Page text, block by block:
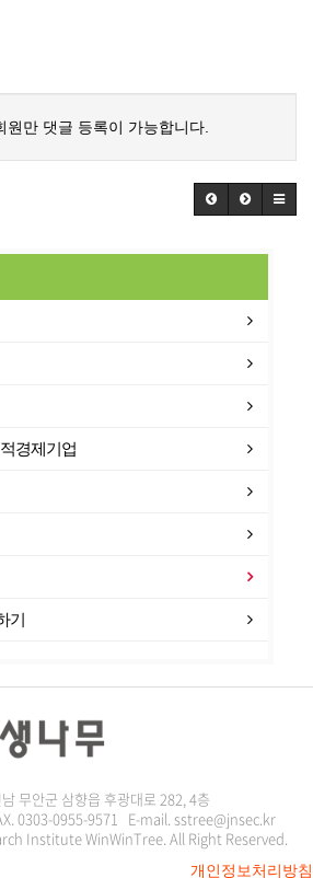
원만 댓글 등록이 가능합니다.
경제기업
기
무안군 삼향읍 후광대로 282, 4층
0303-0955-9571 E-mail. sstree@jnsec.kr
Institute WinWinTree. All Right Reserved.
개인정보처리방침